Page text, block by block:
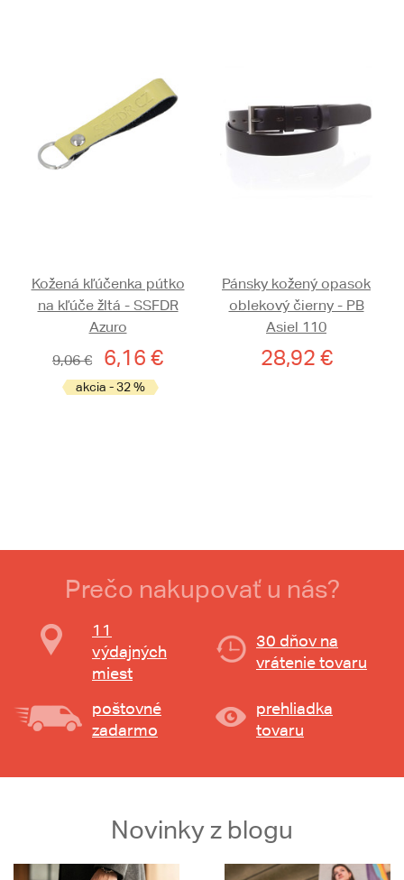
Kožená kľúčenka pútko
na kľúče žltá - SSFDR
Azuro
9,06 €
6,16 €
akcia - 32 %
Pánsky kožený opasok
oblekový čierny - PB
Asiel 110
28,92 €
Prečo nakupovať u nás?
11
výdajných
miest
30 dňov na
vrátenie tovaru
poštovné
zadarmo
prehliadka
tovaru
Novinky z blogu